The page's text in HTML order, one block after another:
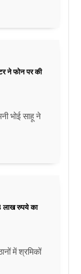
ने फोन पर की
भोई साहू ने
लाख रुपये का
में श्रमिकों